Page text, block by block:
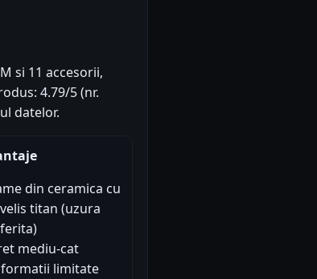
si 11 accesorii,
4.79/5 (nr.
datelor.
din ceramica cu
titan (uzura
mediu-cat
limitate